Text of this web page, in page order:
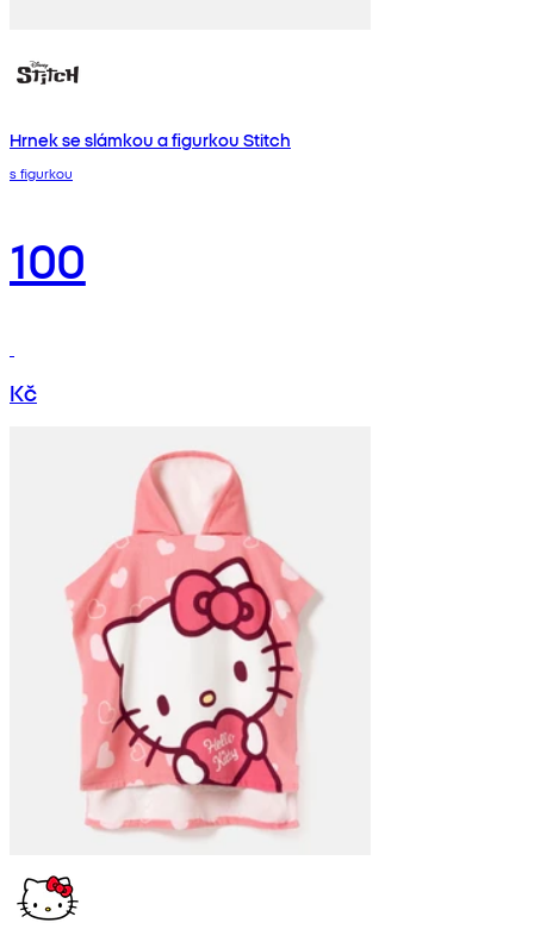
Hrnek se slámkou a figurkou Stitch
s figurkou
100
Kč